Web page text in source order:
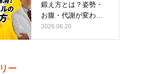
鍛え方とは？姿勢・
お腹・代謝が変わる
トレーニング…
2026.06.20
ー